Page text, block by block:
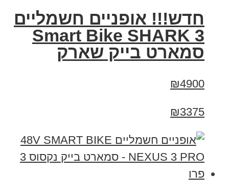
חדש!!! אופניים חשמליים
Smart Bike SHARK 3
סמארט בייק שארק
₪4900
₪3375